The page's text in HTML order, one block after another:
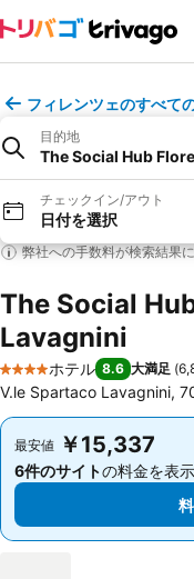
フィレンツェのすべて
目的地
The Social Hub
チェックイン/アウト
日付を選択
弊社への手数料が検索結果
The Social
Lavagnini
4 ホテルのランク
ホテル 8.6 大満足 (
V.le Spartaco Lavagnini,
最安値 ￥15,337
6件のサイトの料金を表示
最安値 ￥15,337
6件のサイトの料金を表示